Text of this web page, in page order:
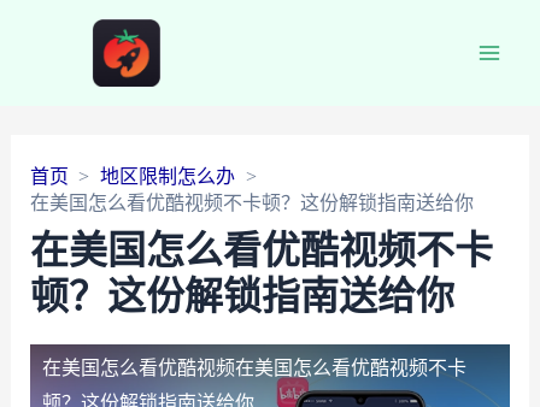
首页
地区限制怎么办
在美国怎么看优酷视频不卡顿？这份解锁指南送给你
在美国怎么看优酷视频不卡
顿？这份解锁指南送给你
在美国怎么看优酷视频在美国怎么看优酷视频不卡